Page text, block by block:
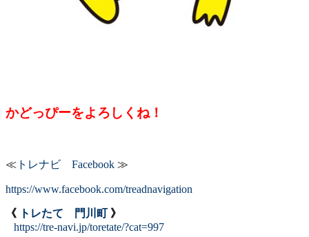
かどっぴーをよろしくね！
≪ トレナビ Facebook ≫
https://www.facebook.com/treadnavigation
《 トレたて 門川町》
https://tre-navi.jp/toretate/?cat=997